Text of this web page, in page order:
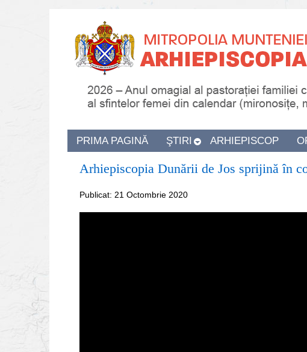
PRIMA PAGINĂ ŞTIRI ARHIEPISCOP
Arhiepiscopia Dunării de Jos sprijină în
Publicat: 21 Octombrie 2020